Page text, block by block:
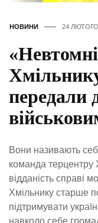
НОВИНИ 24
передали
Вони називають
команда терцентру
відданість справі
Хмільнику старше
підтримувати
навколо себе